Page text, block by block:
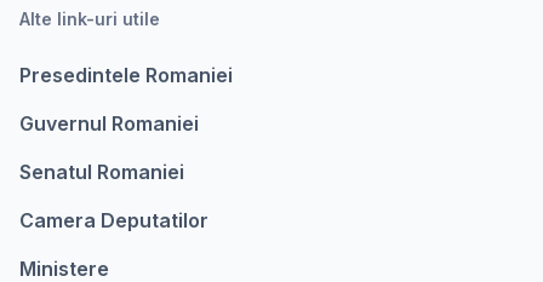
Alte link-uri utile
Presedintele Romaniei
Guvernul Romaniei
Senatul Romaniei
Camera Deputatilor
Ministere